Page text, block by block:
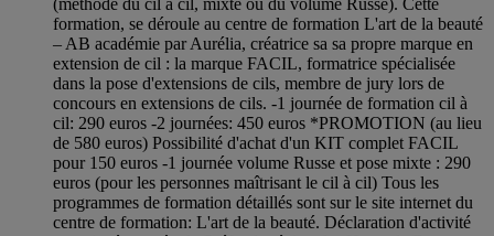
(méthode du cil à cil, mixte ou du volume Russe). Cette
formation, se déroule au centre de formation L'art de la beauté
– AB académie par Aurélia, créatrice sa sa propre marque en
extension de cil : la marque FACIL, formatrice spécialisée
dans la pose d'extensions de cils, membre de jury lors de
concours en extensions de cils. -1 journée de formation cil à
cil: 290 euros -2 journées: 450 euros *PROMOTION (au lieu
de 580 euros) Possibilité d'achat d'un KIT complet FACIL
pour 150 euros -1 journée volume Russe et pose mixte : 290
euros (pour les personnes maîtrisant le cil à cil) Tous les
programmes de formation détaillés sont sur le site internet du
centre de formation: L'art de la beauté. Déclaration d'activité